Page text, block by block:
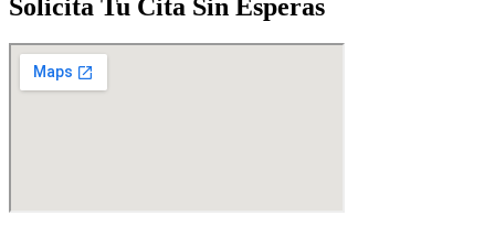
Solicita Tu Cita Sin Esperas